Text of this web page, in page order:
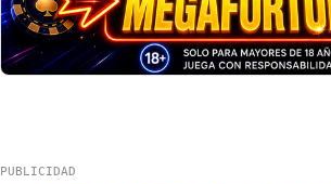
PUBLICIDAD